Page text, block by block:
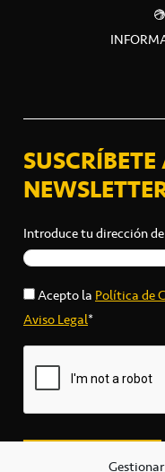
Introduce tu dirección
Acepto laPolítica de
Aviso Legal*